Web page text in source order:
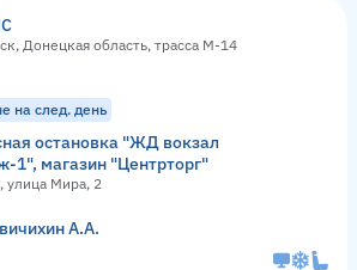
Донецкая область, трасса М-14
на след. день
остановка "ЖД вокзал
1", магазин "Центрторг"
улица Мира, 2
А.А.